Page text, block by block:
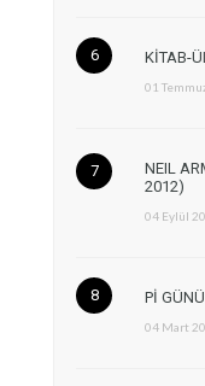
KİTAB-
01
NEIL
2012)
04 Eylül
Pİ
04 Mart